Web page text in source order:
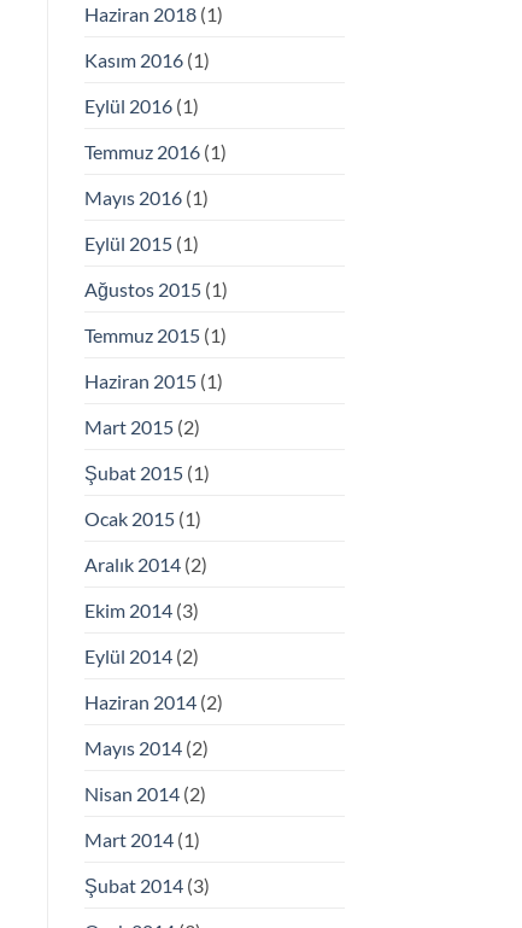
Haziran 2018(1)
Kasım 2016(1)
Eylül 2016(1)
Temmuz 2016(1)
Mayıs 2016(1)
Eylül 2015(1)
Ağustos 2015(1)
Temmuz 2015(1)
Haziran 2015(1)
Mart 2015(2)
Şubat 2015(1)
Ocak 2015(1)
Aralık 2014(2)
Ekim 2014(3)
Eylül 2014(2)
Haziran 2014(2)
Mayıs 2014(2)
Nisan 2014(2)
Mart 2014(1)
Şubat 2014(3)